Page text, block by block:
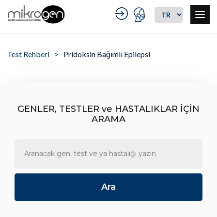
Test Rehberi Pridoksin Bağımlı Epilepsi
GENLER, TESTLER ve HASTALIKLAR İÇİN
ARAMA